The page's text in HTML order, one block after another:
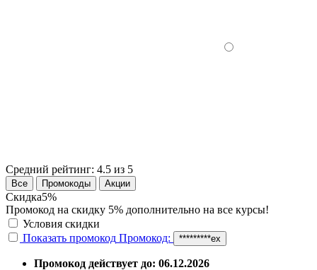
Средний рейтинг: 4.5 из 5
Все Промокоды Акции
Скидка5%
Промокод на скидку 5% дополнительно на все курсы!
Условия скидки
Показать промокод Промокод: *********ex
Промокод действует до: 06.12.2026